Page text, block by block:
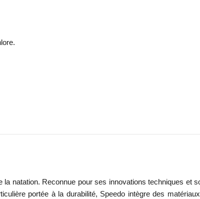
natation. Reconnue pour ses innovations techniques et
portée à la durabilité, Speedo intègre des